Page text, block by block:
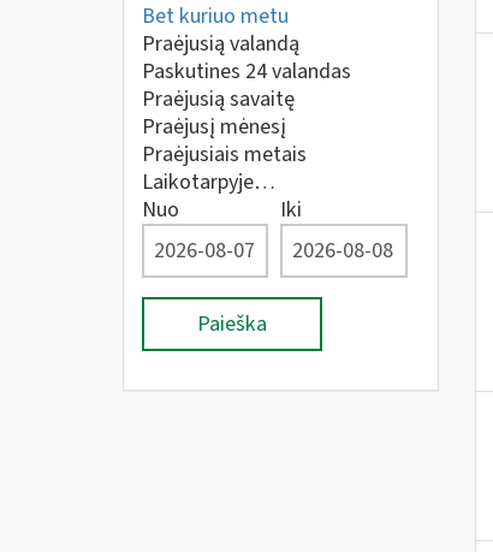
Bet kuriuo metu
Praėjusią valandą
Paskutines 24 valandas
Praėjusią savaitę
Praėjusį mėnesį
Praėjusiais metais
Laikotarpyje…
Nuo
Iki
Paieška